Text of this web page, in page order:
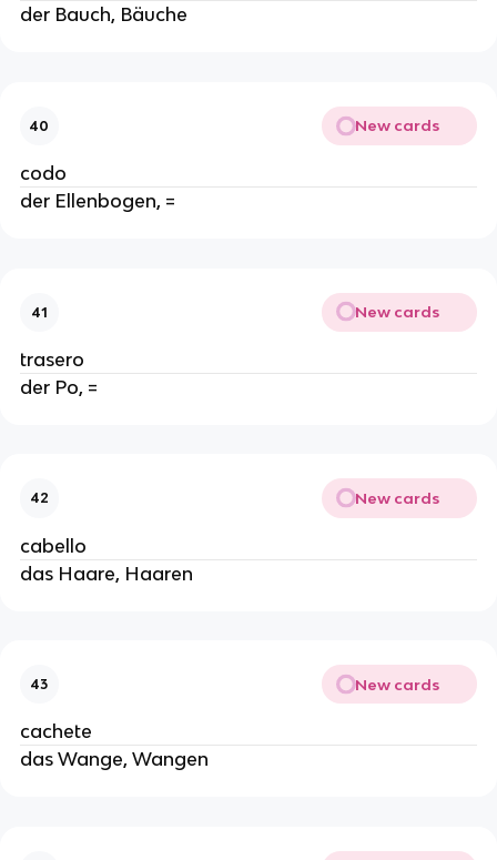
der Bauch, Bäuche
40 New cards
codo
der Ellenbogen, =
41 New cards
trasero
der Po, =
42 New cards
cabello
das Haare, Haaren
43 New cards
cachete
das Wange, Wangen